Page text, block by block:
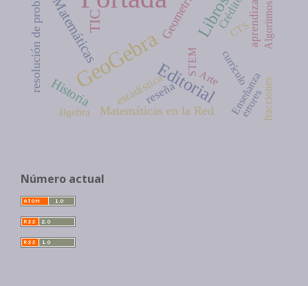
GeoGebraEditorial
Libros
TIC
Matemáticas
Historia
Matemáticas en la Red
resolución de problemas Geometría
estadística
reseña
Créditosaprendizaje
Enseñanza
STEM
álgebra errores
Arte fracciones
currículo
Algoritmos
CTS
Número actual